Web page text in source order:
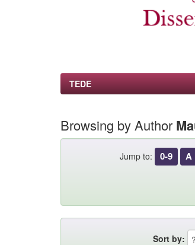
TEDE
Browsing by Author
Jump to: 0-9 A
Sort by: